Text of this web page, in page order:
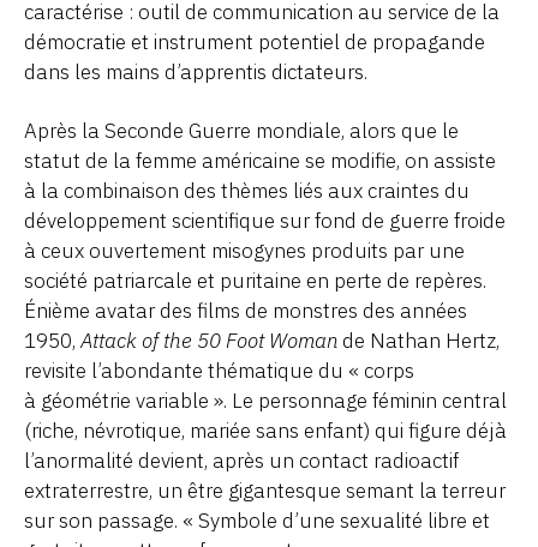
caractérise : outil de communication au service de la
démocratie et instrument potentiel de propagande
dans les mains d’apprentis dictateurs.
Après la Seconde Guerre mondiale, alors que le
statut de la femme américaine se modifie, on assiste
à la combinaison des thèmes liés aux craintes du
développement scientifique sur fond de guerre froide
à ceux ouvertement misogynes produits par une
société patriarcale et puritaine en perte de repères.
Énième avatar des films de monstres des années
1950,Attack of the 50 Foot Woman de Nathan Hertz,
revisite l’abondante thématique du « corps
à géométrie variable ». Le personnage féminin central
(riche, névrotique, mariée sans enfant) qui figure déjà
l’anormalité devient, après un contact radioactif
extraterrestre, un être gigantesque semant la terreur
sur son passage. « Symbole d’une sexualité libre et